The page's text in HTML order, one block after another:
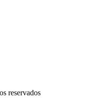
reservados